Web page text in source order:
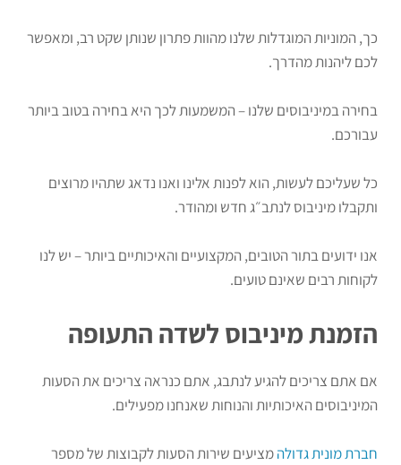
כך, המוניות המוגדלות שלנו מהוות פתרון שנותן שקט רב, ומאפשר
לכם ליהנות מהדרך.
בחירה במיניבוסים שלנו – המשמעות לכך היא בחירה בטוב ביותר
עבורכם.
כל שעליכם לעשות, הוא לפנות אלינו ואנו נדאג שתהיו מרוצים
ותקבלו מיניבוס לנתב״ג חדש ומהודר.
אנו ידועים בתור הטובים, המקצועיים והאיכותיים ביותר – יש לנו
לקוחות רבים שאינם טועים.
הזמנת מיניבוס לשדה התעופה
אם אתם צריכים להגיע לנתבג, אתם כנראה צריכים את הסעות
המיניבוסים האיכותיות והנוחות שאנחנו מפעילים.
חברת מונית גדולהמציעים שירות הסעות לקבוצות של מספר